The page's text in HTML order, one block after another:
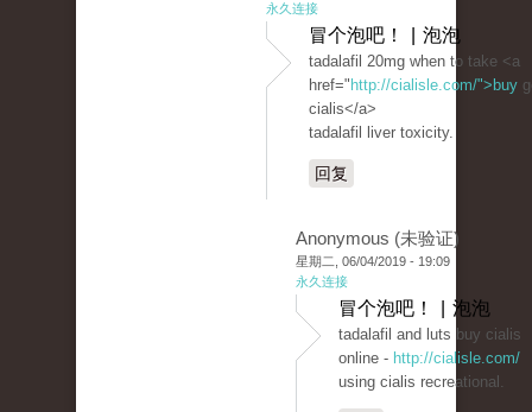
永久连接
冒个泡吧！ | 泡泡
tadalafil 20mg when to take <a
href=" http://cialisle.com/">buy
cialis</a>
tadalafil liver toxicity.
回复
Anonymous (未验证)
星期二, 06/04/2019 - 19:09
永久连接
冒个泡吧！ | 泡泡
tadalafil and luts buy cialis
online - http://cialisle.com/
using cialis recreational.